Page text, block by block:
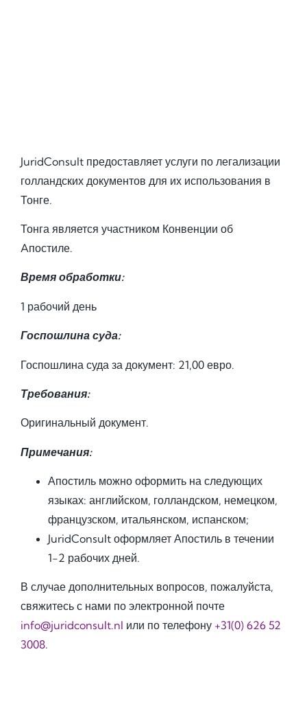
JuridConsult предоставляет услуги по легализации
голландских документов для их использования в
Тонге.
Тонга является участником Конвенции об
Aпостиле.
Время обработки:
1 рабочий день
Госпошлина суда:
Госпошлина суда за документ: 21,00 евро.
Требования:
Оригинальный документ.
Примечания:
Апостиль можно оформить на следующих
языках: английском, голландском, немецком,
французском, итальянском, испанском;
JuridConsult оформляет Апостиль в течении
1-2 рабочих дней.
В случае дополнительных вопросов, пожалуйста,
свяжитесь с нами по электронной почте
info@juridconsult.nl или по телефону +31(0) 626 52
3008.